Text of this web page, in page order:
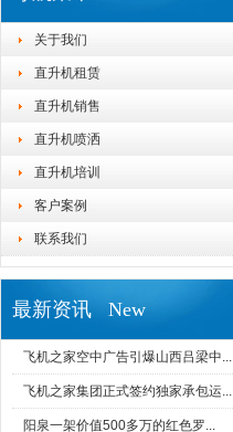
关于我们
直升机租赁
直升机销售
直升机喷洒
直升机培训
客户案例
联系我们
最新资讯 New
飞机之家空中广告引爆山西吕梁中...
飞机之家集团正式签约独家承包运...
阳泉一架价值500多万的红色罗...